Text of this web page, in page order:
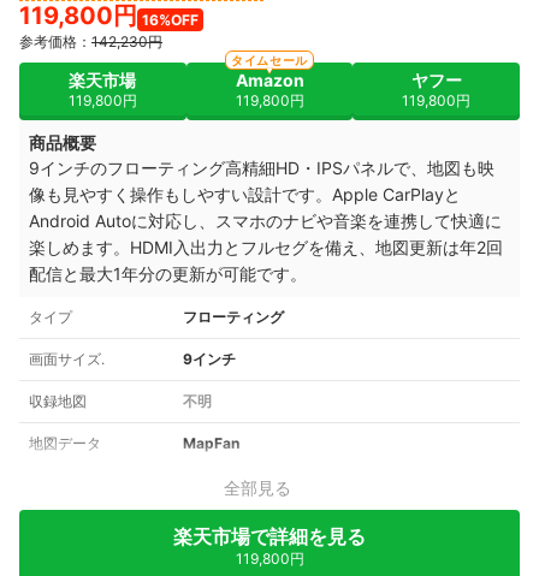
119,800円 16%OFF
参考価格： 142,230円
楽天市場
119,800円
Amazon
119,800円
タイムセール
ヤフー
119,800円
商品概要
9インチのフローティング高精細HD・IPSパネルで、地図も映
像も見やすく操作もしやすい設計です。Apple CarPlayと
Android Autoに対応し、スマホのナビや音楽を連携して快適に
楽しめます。HDMI入出力とフルセグを備え、地図更新は年2回
配信と最大1年分の更新が可能です。
タイプ フローティング
画面サイズ. 9インチ
収録地図 不明
地図データ MapFan
全部見る
楽天市場で詳細を見る
119,800円